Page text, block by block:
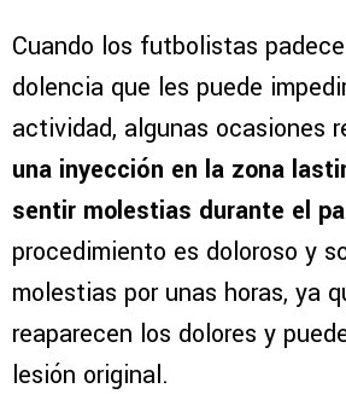
Cuando los futbolistas
dolencia que les puede
actividad, algunas ocasiones
una inyección en la zona
sentir molestias durante el
procedimiento es doloroso y
molestias por unas horas, ya
reaparecen los dolores y
lesión original.